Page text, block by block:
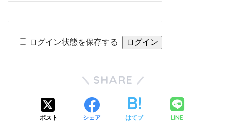
ログイン状態を保存する
SHARE
ポスト シェア はてブ LINE